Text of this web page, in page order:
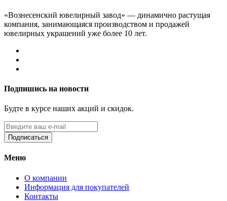
«Вознесенский ювелирный завод» — динамично растущая
компания, занимающаяся производством и продажей
ювелирных украшений уже более 10 лет.
Подпишись на новости
Будте в курсе наших акций и скидок.
Подписаться
Меню
О компании
Информация для покупателей
Контакты